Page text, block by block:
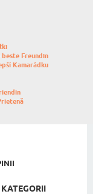
Freundin
Kamarádku